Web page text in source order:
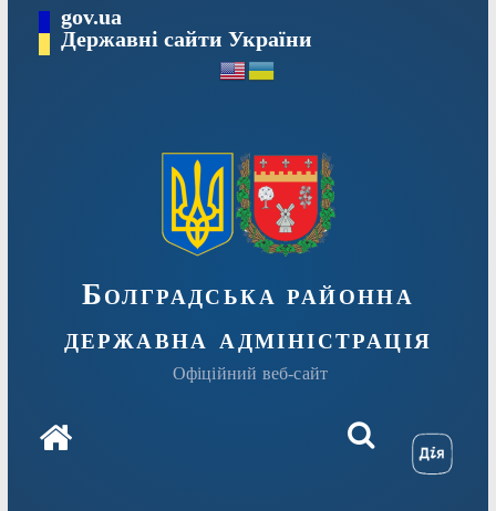
Перейтиgov.ua
Державні сайти України
Болградська районна
державна адміністрація
Офіційний веб-сайт